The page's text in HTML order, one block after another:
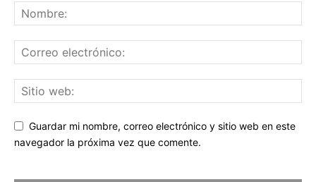
Guardar mi nombre, correo electrónico y sitio web en este
navegador la próxima vez que comente.